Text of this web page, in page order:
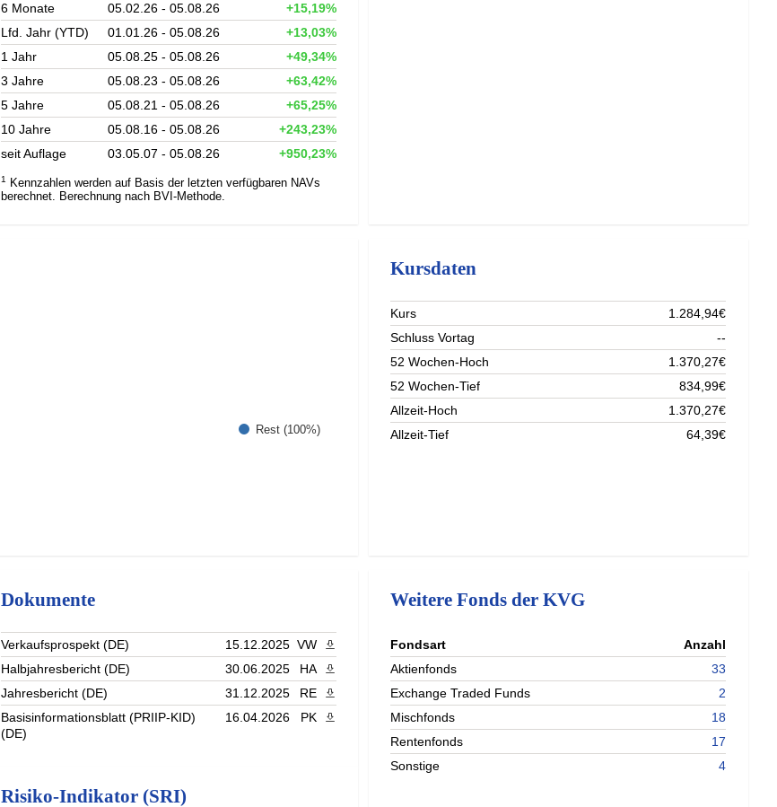
6 Monate
05.02.26 - 05.08.26
+15,19%
Lfd. Jahr (YTD)
01.01.26 - 05.08.26
+13,03%
1 Jahr
05.08.25 - 05.08.26
+49,34%
3 Jahre
05.08.23 - 05.08.26
+63,42%
5 Jahre
05.08.21 - 05.08.26
+65,25%
10 Jahre
05.08.16 - 05.08.26
+243,23%
seit Auflage
03.05.07 - 05.08.26 +950,23%
1
Kennzahlen werden auf Basis der letzten verfügbaren NAVs
berechnet. Berechnung nach BVI-Methode.
Rest (100%)
Kursdaten
Kurs
1.284,94€
Schluss Vortag
--
52 Wochen-Hoch
1.370,27€
52 Wochen-Tief
834,99€
Allzeit-Hoch
1.370,27€
Allzeit-Tief
64,39€
Dokumente
Verkaufsprospekt (DE) 15.12.2025 VW
PDF herunterladen
Halbjahresbericht (DE)
30.06.2025 HA
PDF herunterladen
Jahresbericht (DE)
31.12.2025 RE
PDF herunterladen
Basisinformationsblatt (PRIIP-KID)
(DE)
16.04.2026 PK PDF herunterladen
Risiko-Indikator (SRI)
Weitere Fonds der KVG
Fondsart
Anzahl
Aktienfonds
33
Exchange Traded Funds
2
Mischfonds
18
Rentenfonds
17
Sonstige
4